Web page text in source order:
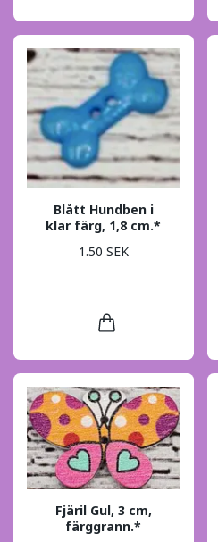
Blått Hundben i
klar färg, 1,8 cm.*
1.50 SEK
Fjäril Gul, 3 cm,
färggrann.*